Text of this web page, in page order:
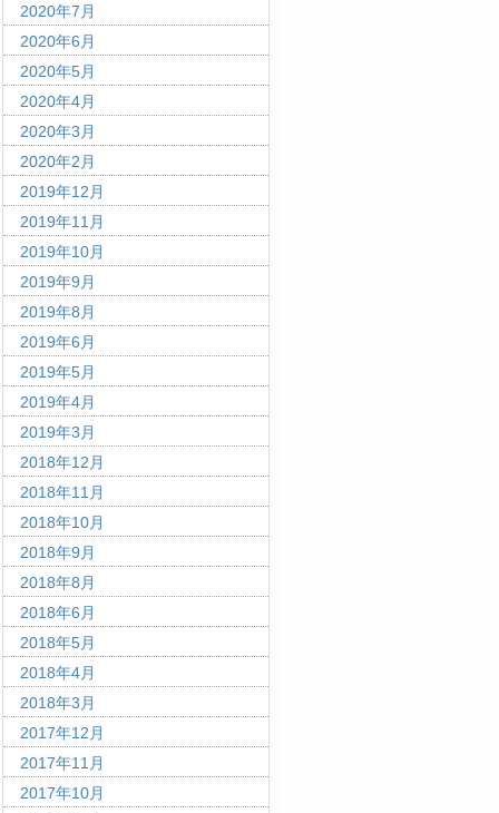
2020年7月
2020年6月
2020年5月
2020年4月
2020年3月
2020年2月
2019年12月
2019年11月
2019年10月
2019年9月
2019年8月
2019年6月
2019年5月
2019年4月
2019年3月
2018年12月
2018年11月
2018年10月
2018年9月
2018年8月
2018年6月
2018年5月
2018年4月
2018年3月
2017年12月
2017年11月
2017年10月